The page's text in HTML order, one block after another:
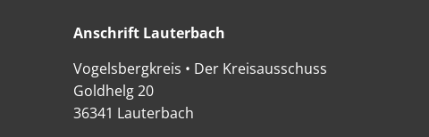
Anschrift Lauterbach
Vogelsbergkreis • Der Kreisausschuss
Goldhelg 20
36341 Lauterbach